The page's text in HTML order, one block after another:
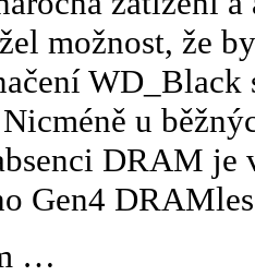
možnost, že
WD_Black
u
DRAM
Gen4
…